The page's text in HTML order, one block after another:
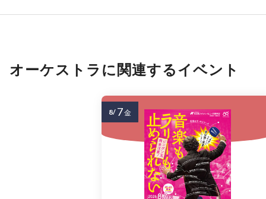
オーケストラに関連するイベント
8/ 7金